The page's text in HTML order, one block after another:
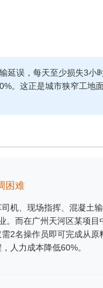
延误，每天至少损失3小
。这正是城市狭窄工地
困难
机、现场指挥、混凝土
。而在广州天河区某项目
2名操作员即可完成从原
人力成本降低60%。